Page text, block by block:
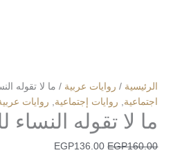
الرئيسية / روايات عربية / ما لا تقوله
اجتماعية
روايات إجتماعية روايات
ما لا تقوله النساء
EGP160.00
EGP136.00